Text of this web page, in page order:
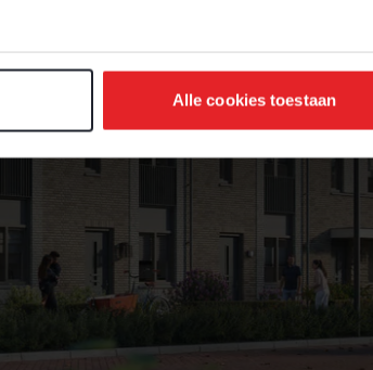
Alle cookies toestaan